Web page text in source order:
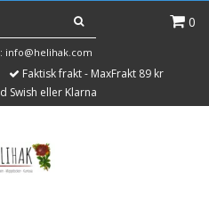
0
info@helihak.com
Faktisk frakt - MaxFrakt 89 kr
Swish eller Klarna